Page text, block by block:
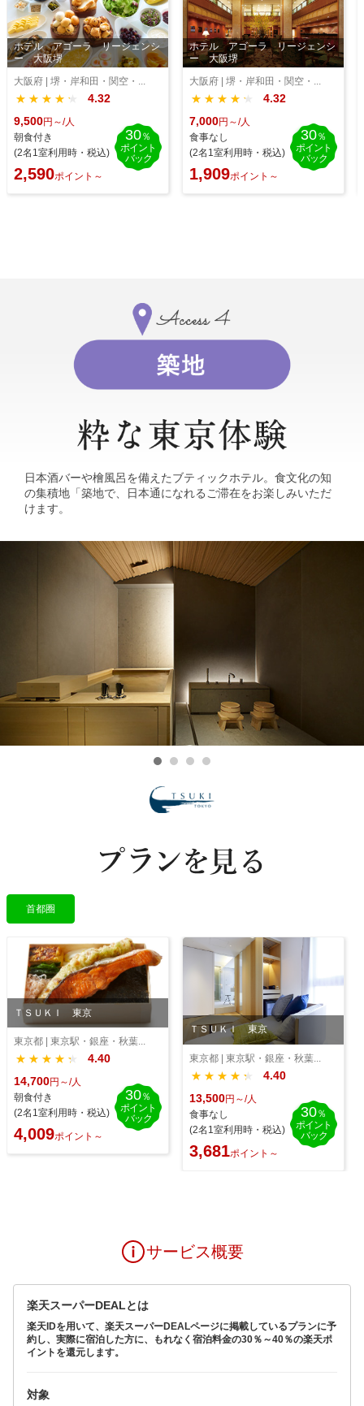
ホテル アゴーラ リージェンシ
ー 大阪堺
大阪府 | 堺・岸和田・関空・...
★★★★★
★★★★★
4.32
9,500円～/人
朝食付き
(2名1室利用時・税込)
2,590ポイント～
30％
ポイント
バック
ホテル アゴーラ リージェンシ
ー 大阪堺
大阪府 | 堺・岸和田・関空・...
★★★★★
★★★★★
4.32
7,000円～/人
食事なし
(2名1室利用時・税込)
1,909ポイント～
30％
ポイント
バック
日本酒バーや檜風呂を備えたブティックホテル。食文化の知
の集積地「築地で、日本通になれるご滞在をお楽しみいただ
けます。
首都圈
ＴＳＵＫＩ 東京
東京都 | 東京駅・銀座・秋葉...
★★★★★
★★★★★
4.40
14,700円～/人
朝食付き
(2名1室利用時・税込)
4,009ポイント～
30％
ポイント
バック
ＴＳＵＫＩ 東京
東京都 | 東京駅・銀座・秋葉...
★★★★★
★★★★★
4.40
13,500円～/人
食事なし
(2名1室利用時・税込)
3,681ポイント～
30％
ポイント
バック
サービス概要
楽天スーパーDEALとは
楽天IDを用いて、楽天スーパーDEALページに掲載しているプランに予
約し、実際に宿泊した方に、もれなく宿泊料金の30％～40％の楽天ポ
イントを還元します。
対象